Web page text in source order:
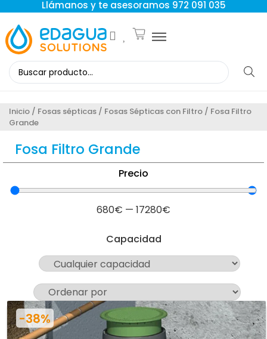
Llámanos y te asesoramos 972 091 035
Inicio / Fosas sépticas / Fosas Sépticas con Filtro / Fosa Filtro
Grande
Fosa Filtro Grande
Precio
680€ — 17280€
Capacidad
-38%